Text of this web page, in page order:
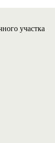
участка